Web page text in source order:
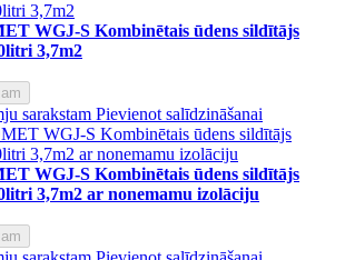
WGJ-S Kombinētais ūdens sildītājs
3,7m2
sarakstam Pievienot salīdzināšanai
WGJ-S Kombinētais ūdens sildītājs
3,7m2 ar nonemamu izolāciju